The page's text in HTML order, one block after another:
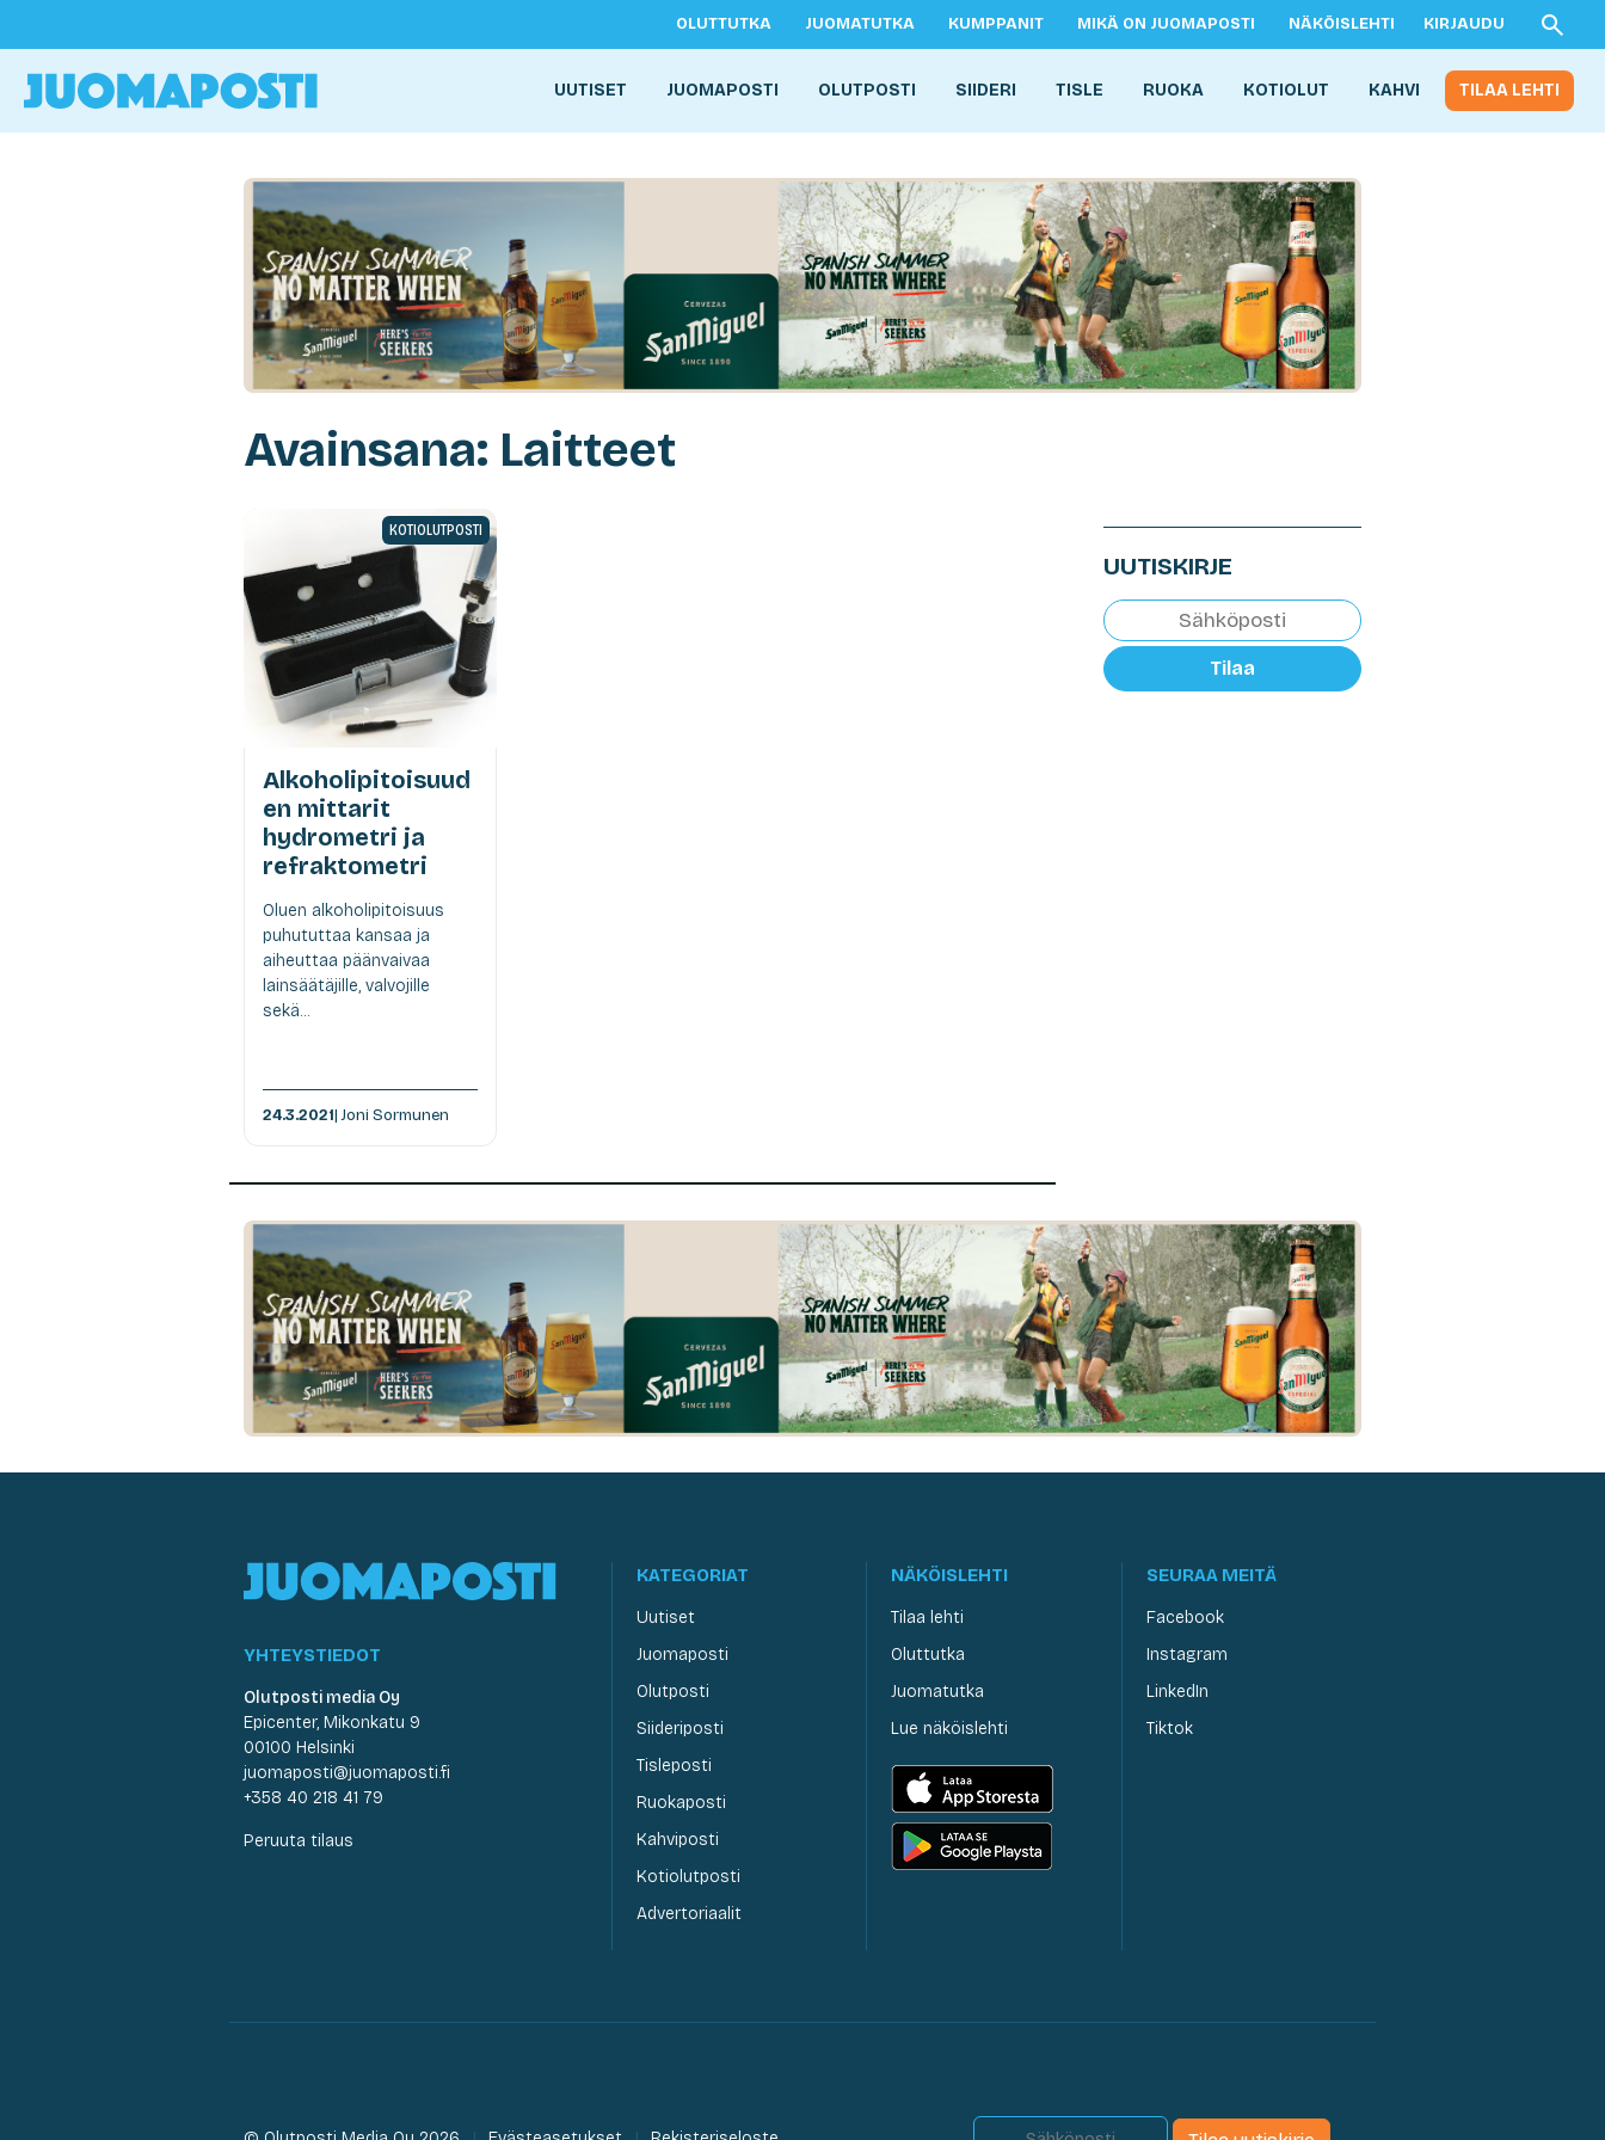
OLUTTUTKA JUOMATUTKA KUMPPANIT MIKÄ ON JUOMAPOSTI NÄKÖISLEHTI KIRJAUDU
UUTISET JUOMAPOSTI OLUTPOSTI SIIDERI TISLE RUOKA KOTIOLUT KAHVI TILAA LEHTI
Avainsana: Laitteet
KOTIOLUTPOSTI
Alkoholipitoisuud
en mittarit
hydrometri ja
refraktometri
Oluen alkoholipitoisuus
puhututtaa kansaa ja
aiheuttaa päänvaivaa
lainsäätäjille, valvojille
sekä...
24.3.2021| Joni Sormunen
UUTISKIRJE
Tilaa
YHTEYSTIEDOT
Olutposti media Oy
Epicenter, Mikonkatu 9
00100 Helsinki
juomaposti@juomaposti.fi
+358 40 218 41 79
Peruuta tilaus
KATEGORIAT
Uutiset
Juomaposti
Olutposti
Siideriposti
Tisleposti
Ruokaposti
Kahviposti
Kotiolutposti
Advertoriaalit
NÄKÖISLEHTI
Tilaa lehti
Oluttutka
Juomatutka
Lue näköislehti
SEURAA MEITÄ
Facebook
Instagram
LinkedIn
Tiktok